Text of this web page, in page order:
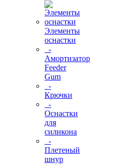
Элементы
оснастки
-
Амортизатор
Feeder
Gum
-
Крючки
-
Оснастки
для
силикона
-
Плетеный
шнур